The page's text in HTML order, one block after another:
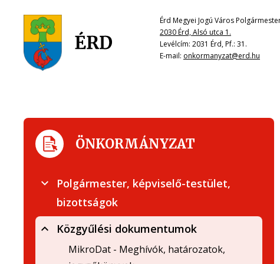
Érd Megyei Jogú Város
2030 Érd, Alsó utca 1.
Levélcím: 2031 Érd, Pf.: 31.
E-mail: onkormanyzat@erd.hu
ÖNKORMÁNYZAT
Polgármester, képviselő-testület,
bizottságok
Közgyűlési dokumentumok
MikroDat - Meghívók, határozatok,